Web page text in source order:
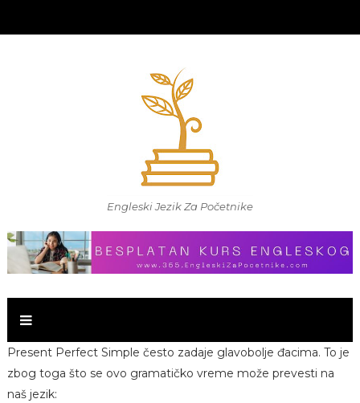
Engleski Jezik Za Početnike
Present Perfect Simple često zadaje glavobolje đacima. To je
zbog toga što se ovo gramatičko vreme može prevesti na
naš jezik: